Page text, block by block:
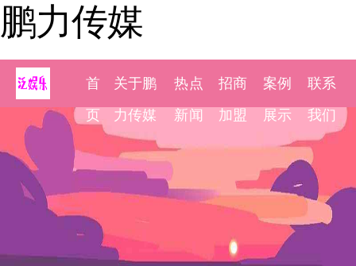
鹏力传媒
首
页
关于鹏
力传媒
热点
新闻
招商
加盟
案例
展示
联系
我们